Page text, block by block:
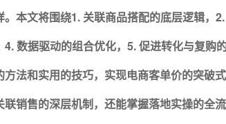
。本文将围绕1. 关联商品搭配的底层逻辑，
4. 数据驱动的组合优化，5. 促进转化与复购
方法和实用的技巧，实现电商客单价的突破
联销售的深层机制，还能掌握落地实操的全